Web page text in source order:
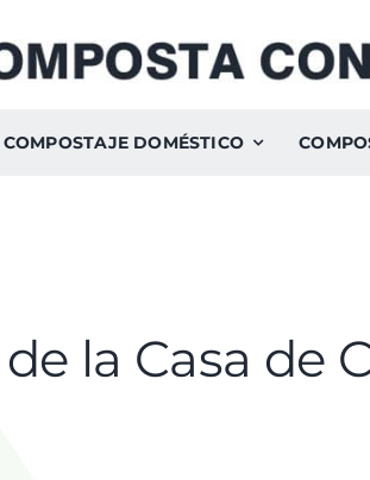
COMPOSTAJE DOMÉSTICO
la Casa de